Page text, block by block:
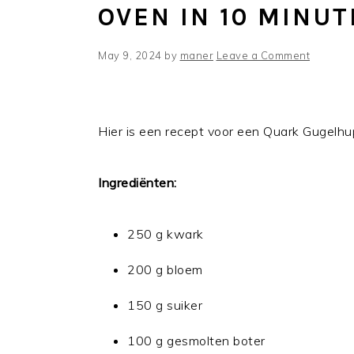
OVEN IN 10
May 9, 2024 by maner Leave a Comment
Hier is een recept voor een Quark
Ingrediënten:
250 g kwark
200 g bloem
150 g suiker
100 g gesmolten boter